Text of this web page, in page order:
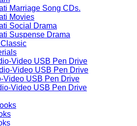
Marriage Song CDs.
Movies
Social Drama
Suspense Drama
Video USB Pen Drive
Video USB Pen Drive
Video USB Pen Drive
Video USB Pen Drive